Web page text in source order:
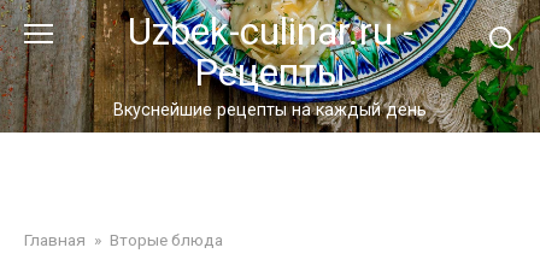
Перейти
к
контенту
Uzbek-culinar.ru -
Рецепты
Вкуснейшие рецепты на каждый день
Главная » Вторые блюда